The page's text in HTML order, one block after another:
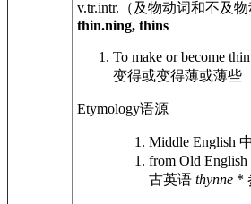
v.tr.intr. （及物动词和不及物
thin.ning, thins
To make or become
变得或变得薄或薄些
Etymology语源
Middle English
from Old English
古英语 thynne *